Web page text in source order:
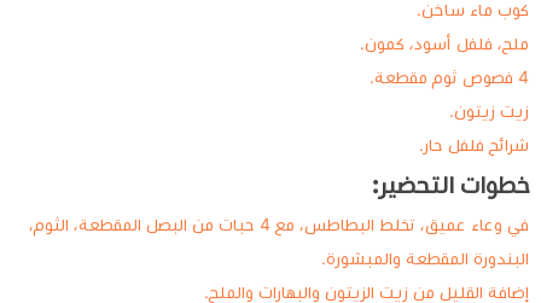
كوب ماء ساخن.
ملح، فلفل أسود، كمون.
4 فصوص ثوم مقطعة.
زيت زيتون.
شرائح فلفل حار.
خطوات التحضير:
في وعاء عميق، تخلط البطاطس، مع 4 حبات من البصل المقطعة، الثوم،
البندورة المقطعة والمبشورة.
إضافة القليل من زيت الزيتون والبهارات والملح.